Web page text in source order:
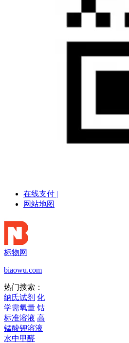
在线支付 |
网站地图
标物网
biaowu.com
热门搜索：
纳氏试剂 化
学需氧量 钴
标准溶液 高
锰酸钾溶液
水中甲醛